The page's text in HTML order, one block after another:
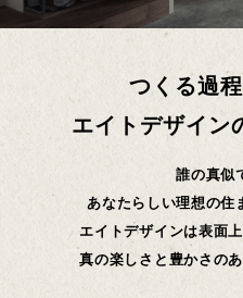
つくる過
エイトデザイン
誰の真似
あなたらしい理想の住
エイトデザインは表面
真の楽しさと豊かさの